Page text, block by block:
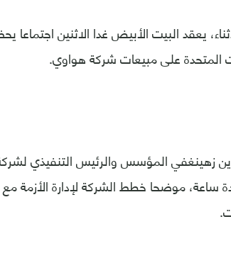
يعقد البيت الأبيض غدا الاثنين
المتحدة على مبيعات شركة هواوي.
زهينغفي المؤسس والرئيس التنفيذي
موضحا خطط الشركة لإدارة الأزمة مع